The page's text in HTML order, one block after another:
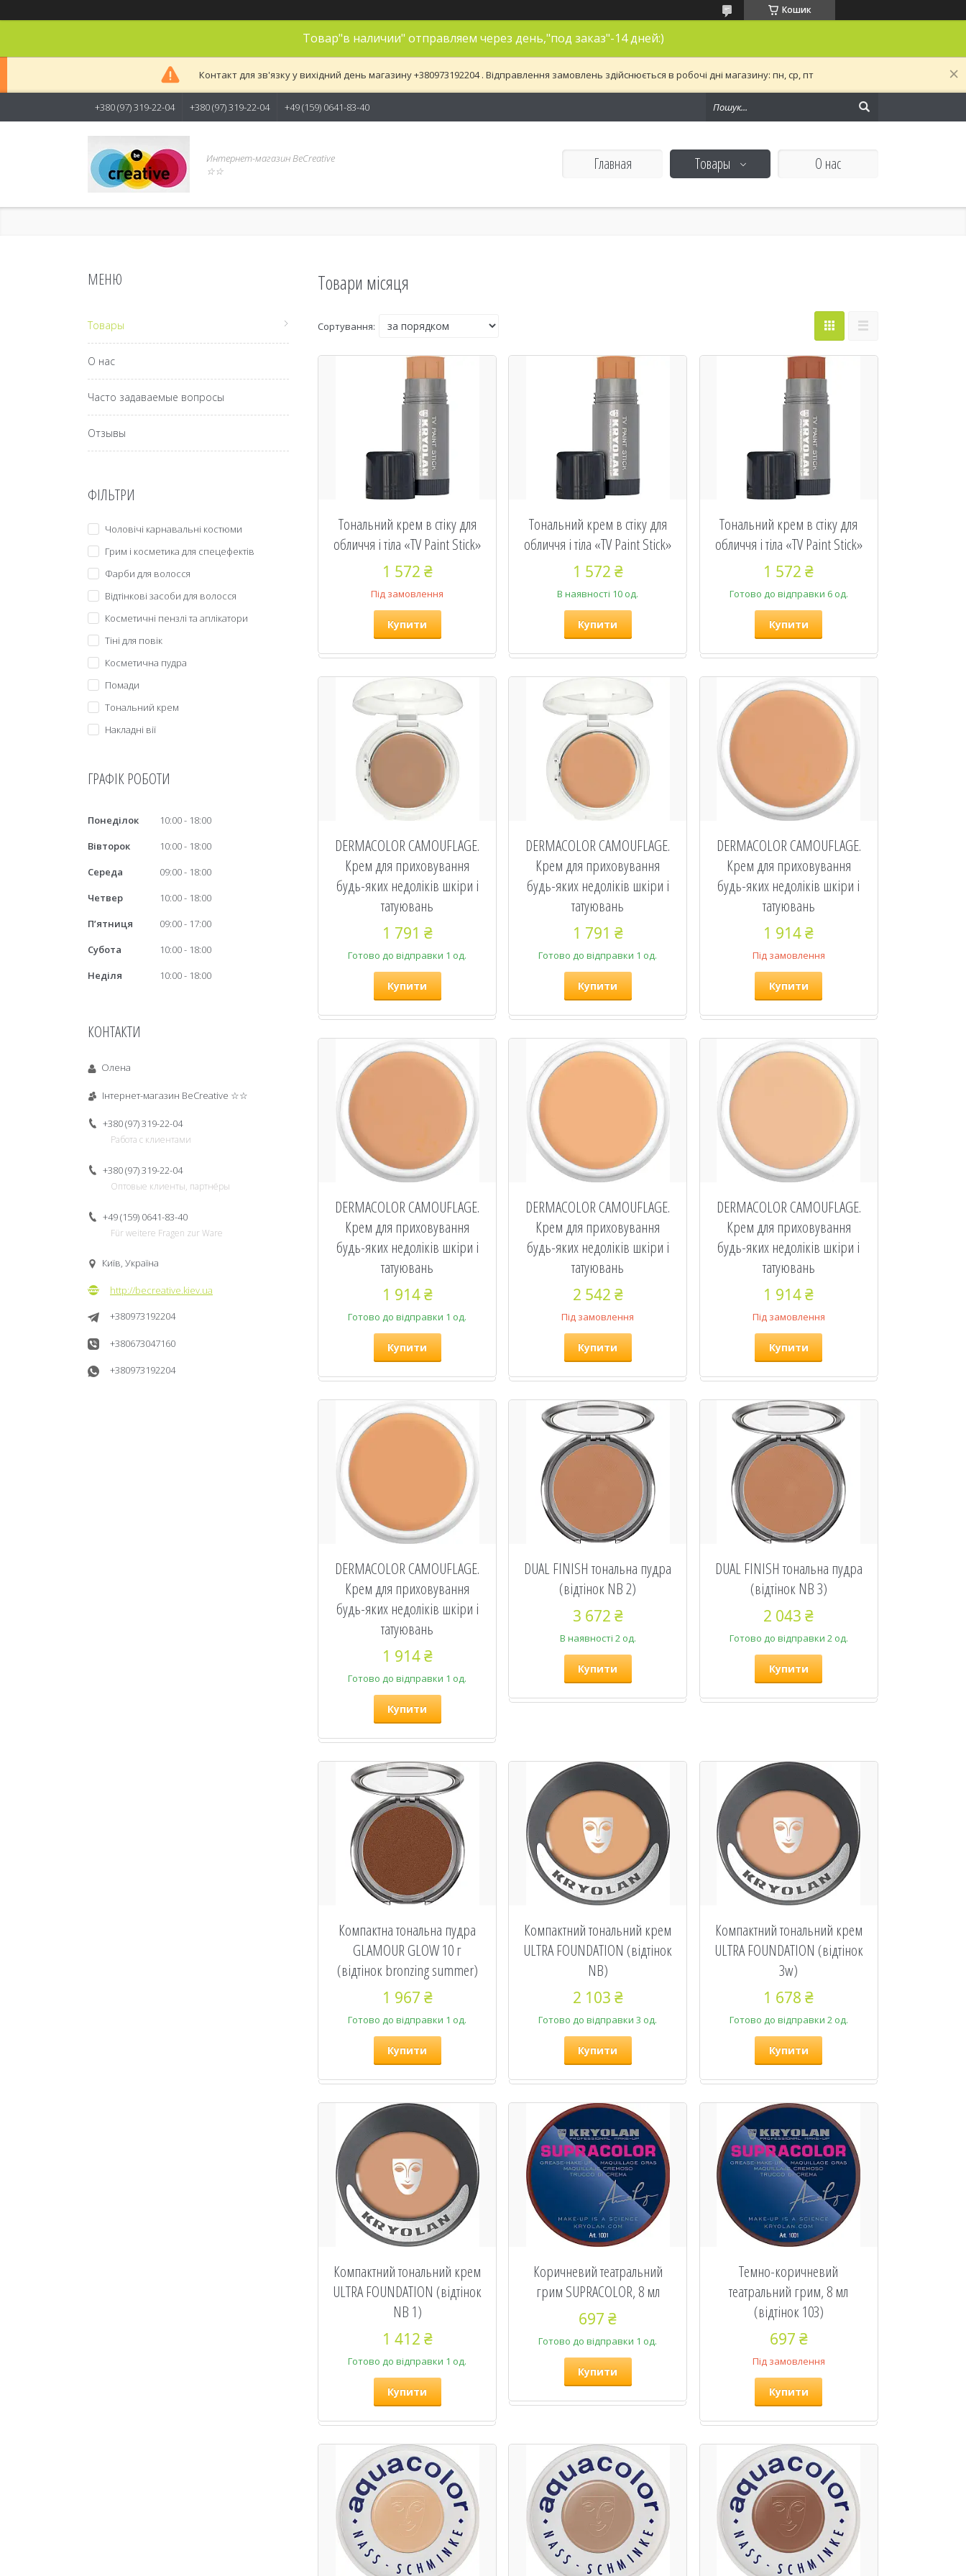
Кошик
Товар"в наличии" отправляем через день,"под заказ"-14 дней:)
Контакт для зв'язку у вихідний день магазину +380973192204 . Відправлення замовлень здійснюється в робочі дні магазину: пн, ср, пт
+380 (97) 319-22-04 +380 (97) 319-22-04 +49 (159) 0641-83-40
Интернет-магазин BeCreative
☆☆
Главная Товары О нас
Товари місяця
Тональний крем в стіку для
обличчя і тіла «TV Paint Stick»
1 572 ₴
Під замовлення
Купити
Тональний крем в стіку для
обличчя і тіла «TV Paint Stick»
1 572 ₴
В наявності 10 од.
Купити
Тональний крем в стіку для
обличчя і тіла «TV Paint Stick»
1 572 ₴
Готово до відправки 6 од.
Купити
DERMACOLOR CAMOUFLAGE.
Крем для приховування
будь-яких недоліків шкіри і
татуювань
1 791 ₴
Готово до відправки 1 од.
Купити
DERMACOLOR CAMOUFLAGE.
Крем для приховування
будь-яких недоліків шкіри і
татуювань
1 791 ₴
Готово до відправки 1 од.
Купити
DERMACOLOR CAMOUFLAGE.
Крем для приховування
будь-яких недоліків шкіри і
татуювань
1 914 ₴
Під замовлення
Купити
DERMACOLOR CAMOUFLAGE.
Крем для приховування
будь-яких недоліків шкіри і
татуювань
1 914 ₴
Готово до відправки 1 од.
Купити
DERMACOLOR CAMOUFLAGE.
Крем для приховування
будь-яких недоліків шкіри і
татуювань
2 542 ₴
Під замовлення
Купити
DERMACOLOR CAMOUFLAGE.
Крем для приховування
будь-яких недоліків шкіри і
татуювань
1 914 ₴
Під замовлення
Купити
DERMACOLOR CAMOUFLAGE.
Крем для приховування
будь-яких недоліків шкіри і
татуювань
1 914 ₴
Готово до відправки 1 од.
Купити
DUAL FINISH тональна пудра
(відтінок NB 2)
3 672 ₴
В наявності 2 од.
Купити
DUAL FINISH тональна пудра
(відтінок NB 3)
2 043 ₴
Готово до відправки 2 од.
Купити
Компактна тональна пудра
GLAMOUR GLOW 10 г
(відтінок bronzing summer)
1 967 ₴
Готово до відправки 1 од.
Купити
Компактний тональний крем
ULTRA FOUNDATION (відтінок
NB)
2 103 ₴
Готово до відправки 3 од.
Купити
Компактний тональний крем
ULTRA FOUNDATION (відтінок
3w)
1 678 ₴
Готово до відправки 2 од.
Купити
Компактний тональний крем
ULTRA FOUNDATION (відтінок
NB 1)
1 412 ₴
Готово до відправки 1 од.
Купити
Коричневий театральний
грим SUPRACOLOR, 8 мл
697 ₴
Готово до відправки 1 од.
Купити
Темно-коричневий
театральний грим, 8 мл
(відтінок 103)
697 ₴
Під замовлення
Купити
Товары
О нас
Часто задаваемые вопросы
Отзывы
ФІЛЬТРИ
Чоловічі карнавальні костюми
Грим і косметика для спецефектів
Фарби для волосся
Відтінкові засоби для волосся
Косметичні пензлі та аплікатори
Тіні для повік
Косметична пудра
Помади
Тональний крем
Накладні вії
ГРАФІК РОБОТИ
Понеділок 10:00
18:00
Вівторок
10:00
18:00
Середа
09:00
18:00
Четвер
10:00
18:00
Пʼятниця
09:00
17:00
Субота
10:00
18:00
Неділя
10:00 18:00
КОНТАКТИ
Олена
Інтернет-магазин BeCreative ☆☆
+380 (97) 319-22-04
Работа с клиентами
+380 (97) 319-22-04
Оптовые клиенты, партнёры
+49 (159) 0641-83-40
Für weitere Fragen zur Ware
Київ, Україна
http://becreative.kiev.ua
+380973192204
+380673047160
+380973192204